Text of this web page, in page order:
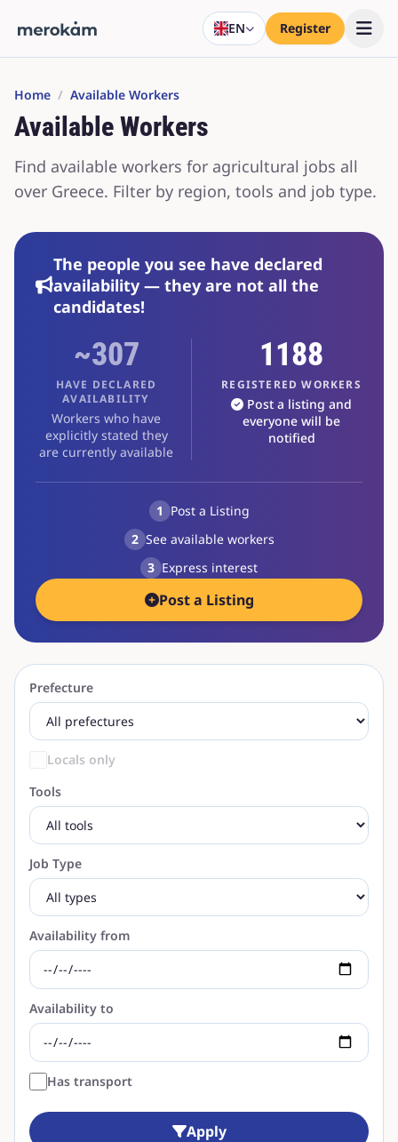
EN Register
Home / Available Workers
Available Workers
Find available workers for agricultural jobs all
over Greece. Filter by region, tools and job type.
The people you see have declared
availability — they are not all the
candidates!
~307
HAVE DECLARED
AVAILABILITY
Workers who have
explicitly stated they
are currently available
1188
REGISTERED WORKERS
Post a listing and
everyone will be
notified
1 Post a Listing
2 See available workers
3 Express interest
Post a Listing
Prefecture
Locals only
Tools
Job Type
Availability from
Availability to
Has transport
Apply